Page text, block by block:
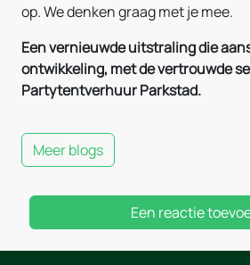
op. We denken graag met je mee.
Een vernieuwde uitstraling die
ontwikkeling, met de vertrouwde
Partytentverhuur Parkstad.
Meer blogs
Een reactie